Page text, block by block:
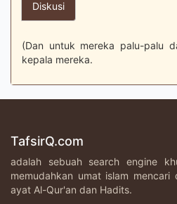
Diskusi
(Dan untuk mereka palu-palu
kepala mereka.
TafsirQ.com
adalah sebuah search engine
memudahkan umat islam
ayat Al-Qur'an dan Hadits.